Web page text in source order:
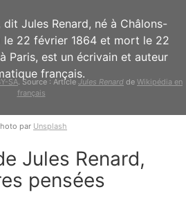
dit Jules Renard, né à Châlons-
le 22 février 1864 et mort le 22
Paris, est un écrivain et auteur
français.
SA. Source : Article Jules Renard de Wikipédia en
français
par Unsplash
Jules Renard,
pensées